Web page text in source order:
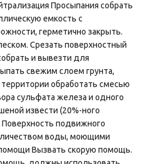
Просыпания собрать
емкость с
герметично закрыть.
Срезать поверхностный
и вывезти для
свежим слоем грунта,
обработать смесью
сульфата железа и одного
извести (20%-ного
Поверхность подвижного
воды, моющими
Вызвать скорую помощь.